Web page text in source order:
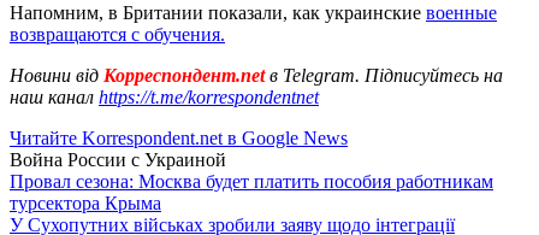
Напомним, в Британии показали, как украинские военные
возвращаются с обучения.
Новини від Корреспондент.netв Telegram. Підписуйтесь на
наш канал https://t.me/korrespondentnet
Читайте Korrespondent.net в Google News
Война России с Украиной
Провал сезона: Москва будет платить пособия работникам
турсектора Крыма
У Сухопутних військах зробили заяву щодо інтеграції